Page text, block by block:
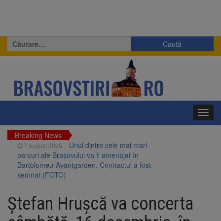
Caută
după:
Breaking News
7 august 2026
Unul dintre cele mai mari
parcuri ale Brașovului va fi amenajat în
Bartolomeu-Avantgarden. Contractul a fost
semnat (FOTO)
rovinietă și TollRo va începe la 1 octombrie
2026
Ștefan Hrușcă va concerta